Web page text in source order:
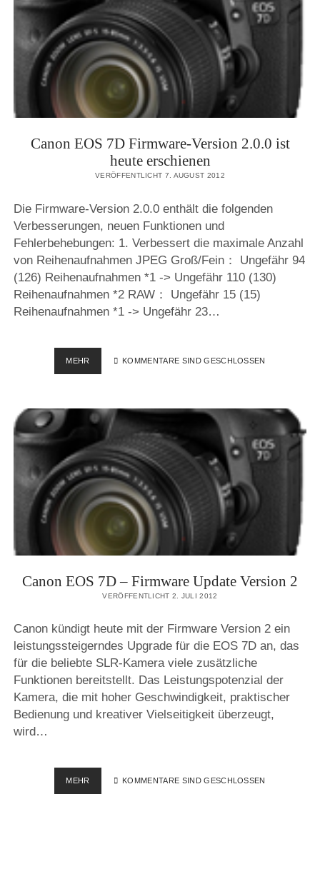
Canon EOS 7D Firmware-Version 2.0.0 ist
heute erschienen
VERÖFFENTLICHT 7. AUGUST 2012
Die Firmware-Version 2.0.0 enthält die folgenden
Verbesserungen, neuen Funktionen und
Fehlerbehebungen: 1. Verbessert die maximale Anzahl
von Reihenaufnahmen JPEG Groß/Fein： Ungefähr 94
(126) Reihenaufnahmen *1 -> Ungefähr 110 (130)
Reihenaufnahmen *2 RAW： Ungefähr 15 (15)
Reihenaufnahmen *1 -> Ungefähr 23…
MEHR CANON
EOS
VERSION
IST
HEUTE
ERSCHIENEN
KOMMENTARE SIND GESCHLOSSEN
Canon EOS 7D – Firmware Update Version 2
VERÖFFENTLICHT 2. JULI 2012
Canon kündigt heute mit der Firmware Version 2 ein
leistungssteigerndes Upgrade für die EOS 7D an, das
für die beliebte SLR-Kamera viele zusätzliche
Funktionen bereitstellt. Das Leistungspotenzial der
Kamera, die mit hoher Geschwindigkeit, praktischer
Bedienung und kreativer Vielseitigkeit überzeugt,
wird…
MEHR CANON
EOS
KOMMENTARE SIND GESCHLOSSEN